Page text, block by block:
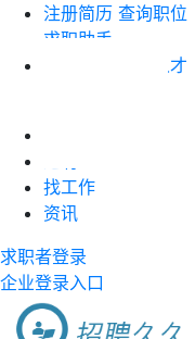
注册简历 查询职位
求职助手
搜索人才
找工作
资讯
求职者登录
企业登录入口